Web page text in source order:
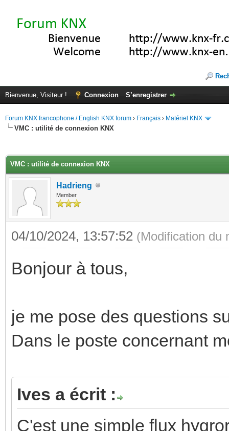
Bienvenue, Visiteur ! Connexion S’enregistrer
Forum KNX francophone / English KNX forum › Français › Matériel KNX
VMC : utilité de connexion KNX
VMC : utilité de connexion KNX
Hadrieng
Member
04/10/2024, 13:57:52 (Modification du
Bonjour à tous,
je me pose des questions
Dans le poste concernant
Ives a écrit :
C'est une simple flux